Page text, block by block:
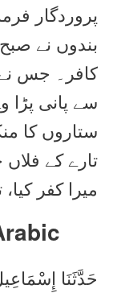
پروردگار
بندوں نے
کافر۔ جس
سے پانی پڑا
ستاروں کا
تارے کے
میرا کفر کیا،
حَدَّثَنَا